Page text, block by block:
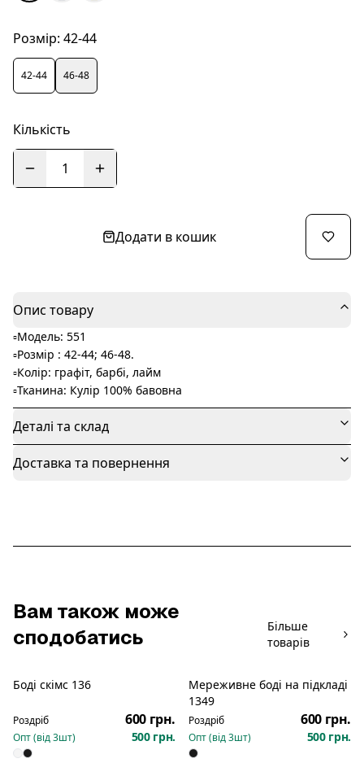
Розмір: 42-44
42-44 46-48
Кількість
1
Додати в кошик
Опис товару
▫️Модель: 551
▫️Розмір : 42-44; 46-48.
▫️Колір: графіт, барбі, лайм
▫️Тканина: Кулір 100% бавовна
Деталі та склад
Доставка та повернення
Вам також може
сподобатись
Більше
товарів
Новинка
Боді скімс 136
Роздріб 600 грн.
Опт (від3шт) 500 грн.
Новинка
Мереживне боді на підкладі
1349
Роздріб 600 грн.
Опт (від3шт) 500 грн.